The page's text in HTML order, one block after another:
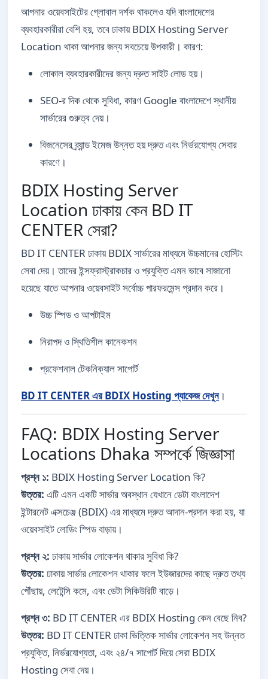
আপনার ওয়েবসাইটের গ্লোবাল দর্শক থাকলেও যদি বাংলাদেশের
ব্যবহারকারীরা বেশি হয়, তবে ঢাকায় BDIX Hosting Server
Location থাকা আপনার জন্য সবচেয়ে উপকারী। কারণ:
লোকাল ব্যবহারকারীদের জন্য দ্রুত সাইট লোড হয়।
SEO-র দিক থেকে সুবিধা, কারণ Google বাংলাদেশে স্থানীয়
সার্ভারের গুরুত্ব দেয়।
বিজনেসের ব্র্যান্ড ইমেজ উন্নত হয় দ্রুত এবং নির্ভরযোগ্য সেবার
কারণে।
BDIX Hosting Server
Location ঢাকায় কেন BD IT
CENTER সেরা?
BD IT CENTER ঢাকায় BDIX সার্ভারের মাধ্যমে উচ্চমানের হোস্টিং
সেবা দেয়। তাদের ইন্সফ্রাস্ট্রাকচার ও প্রযুক্তি এমন ভাবে সাজানো
হয়েছে যাতে আপনার ওয়েবসাইট সর্বোচ্চ পারফরমেন্স প্রদান করে।
উচ্চ স্পিড ও আপটাইম
নিরাপদ ও স্থিতিশীল কানেকশন
প্রফেশনাল টেকনিক্যাল সাপোর্ট
BD IT CENTER এর BDIX Hosting প্যাকেজ দেখুন।
FAQ: BDIX Hosting Server
Locations Dhaka সম্পর্কে জিজ্ঞাসা
প্রশ্ন ১: BDIX Hosting Server Location কি?
উত্তর: এটি এমন একটি সার্ভার অবস্থান যেখানে ডেটা বাংলাদেশ
ইন্টারনেট এক্সচেঞ্জ (BDIX) এর মাধ্যমে দ্রুত আদান-প্রদান করা হয়, যা
ওয়েবসাইট লোডিং স্পিড বাড়ায়।
প্রশ্ন ২: ঢাকায় সার্ভার লোকেশন থাকার সুবিধা কি?
উত্তর: ঢাকায় সার্ভার লোকেশন থাকার ফলে ইউজারদের কাছে দ্রুত তথ্য
পৌঁছায়, লেটেন্সি কমে, এবং ডেটা সিকিউরিটি বাড়ে।
প্রশ্ন ৩: BD IT CENTER এর BDIX Hosting কেন বেছে নিব?
উত্তর: BD IT CENTER ঢাকা ভিত্তিক সার্ভার লোকেশন সহ উন্নত
প্রযুক্তি, নির্ভরযোগ্যতা, এবং ২৪/৭ সাপোর্ট দিয়ে সেরা BDIX
Hosting সেবা দেয়।